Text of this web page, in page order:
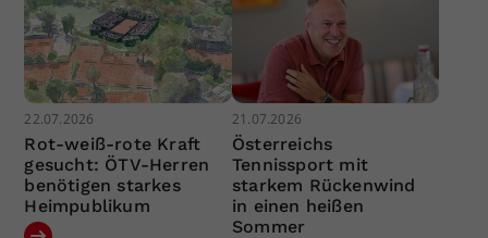
22.07.2026
Rot-weiß-rote Kraft
gesucht: ÖTV-Herren
benötigen starkes
Heimpublikum
21.07.2026
Österreichs
Tennissport mit
starkem Rückenwind
in einen heißen
Sommer